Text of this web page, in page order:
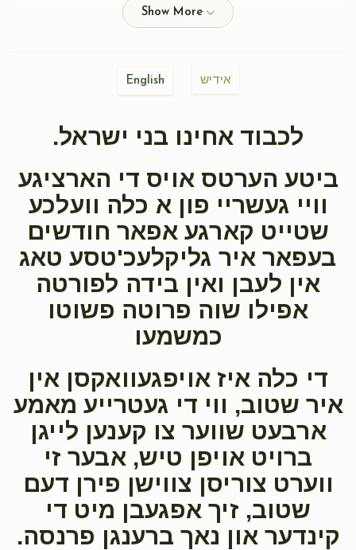
AVRUMY & CHAYA WINGARTEN
AVRUMY & CHAYA WINGARTEN
Keep up the great work!!!
Anonymous AVRUMY & CHAYA WINGARTEN
2 years ago $120.00
Anonymous AVRUMY & CHAYA WINGARTEN
2 years ago $4.00
English אידיש
לכבוד אחינו בני ישראל.
ביטע הערטס אויס די הארציגע
וויי געשריי פון א כלה וועלכע
שטייט קארגע אפאר חודשים
בעפאר איר גליקלעכ'טסע טאג
אין לעבן ואין בידה לפורטה
אפילו שוה פרוטה פשוטו
כמשמעו
די כלה איז אויפגעוואקסן אין
איר שטוב, ווי די געטרייע מאמע
ארבעט שווער צו קענען לייגן
ברויט אויפן טיש, אבער זי
ווערט צוריסן צווישן פירן דעם
שטוב, זיך אפגעבן מיט די
קינדער און נאך ברענגן פרנסה.